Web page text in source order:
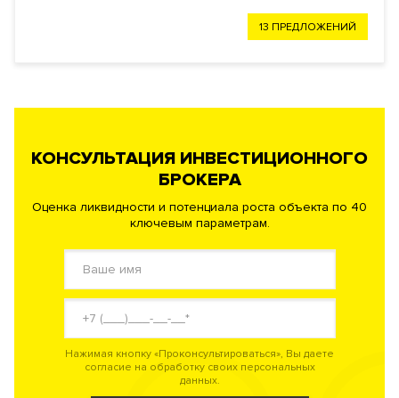
13 ПРЕДЛОЖЕНИЙ
КОНСУЛЬТАЦИЯ ИНВЕСТИЦИОННОГО
БРОКЕРА
Оценка ликвидности и потенциала роста объекта по 40
ключевым параметрам.
Нажимая кнопку «Проконсультироваться», Вы даете
согласие на обработку своих персональных
данных.